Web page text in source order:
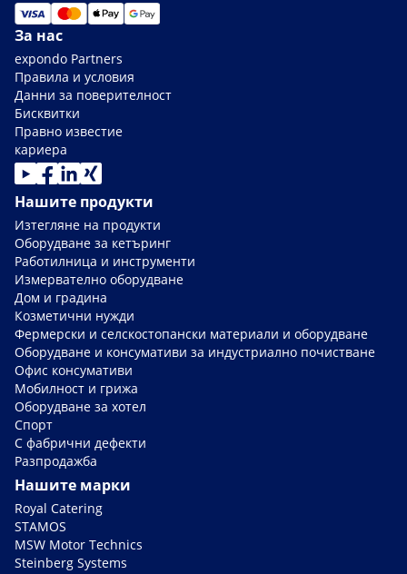
За нас
expondo Partners
Правила и условия
Данни за поверителност
Бисквитки
Правно известие
кариера
Нашите продукти
Изтегляне на продукти
Оборудване за кетъринг
Работилница и инструменти
Измервателно оборудване
Дом и градина
Козметични нужди
Фермерски и селскостопански материали и оборудване
Оборудване и консумативи за индустриално почистване
Офис консумативи
Мобилност и грижа
Оборудване за хотел
Спорт
С фабрични дефекти
Разпродажба
Нашите марки
Royal Catering
STAMOS
MSW Motor Technics
Steinberg Systems